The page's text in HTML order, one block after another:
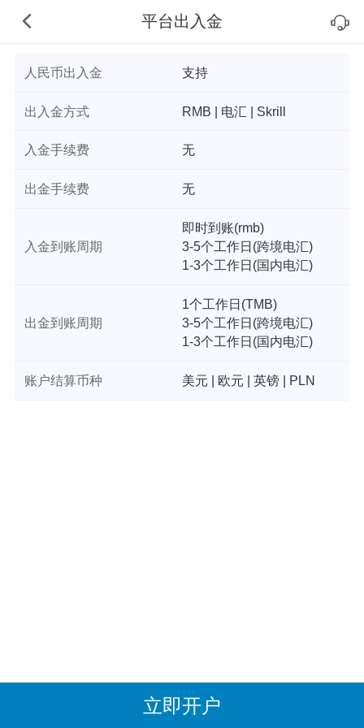
平台出入金
人民币出入金 支持
出入金方式 RMB | 电汇 | Skrill
入金手续费 无
出金手续费 无
入金到账周期
即时到账(rmb)
3-5个工作日(跨境电汇)
1-3个工作日(国内电汇)
出金到账周期
1个工作日(TMB)
3-5个工作日(跨境电汇)
1-3个工作日(国内电汇)
账户结算币种 美元 | 欧元 | 英镑 | PLN
立即开户